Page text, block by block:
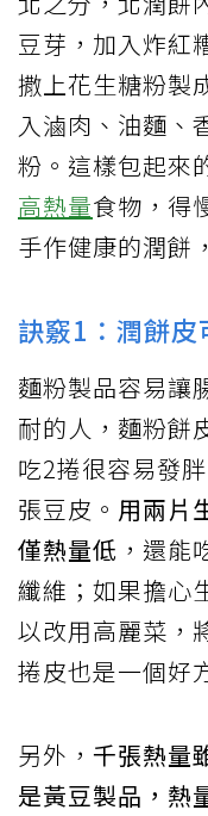
豆芽，加入炸紅
撒上花生糖粉製
入滷肉、油麵、
粉。這樣包起來
高熱量食物，得
手作健康的潤餅
訣竅1：潤餅皮
麵粉製品容易讓
耐的人，麵粉餅
吃2捲很容易發
張豆皮。 用兩片
僅熱量低 ，還能
纖維；如果擔心
以改用高麗菜，
捲皮也是一個好
另外， 千張熱量
是黃豆製品，熱